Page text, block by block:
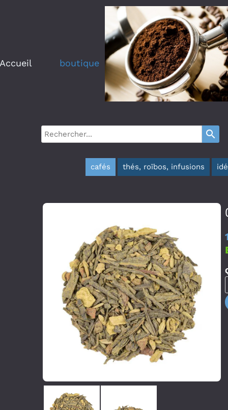
Accueil boutique
search
cafés thés, roïbos, infusions